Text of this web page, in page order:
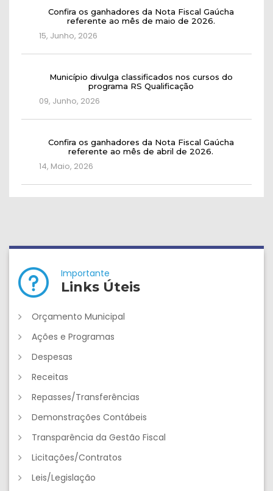
Confira os ganhadores da Nota Fiscal Gaúcha
referente ao mês de maio de 2026.
15, Junho, 2026
Município divulga classificados nos cursos do
programa RS Qualificação
09, Junho, 2026
Confira os ganhadores da Nota Fiscal Gaúcha
referente ao mês de abril de 2026.
14, Maio, 2026
Importante
Links Úteis
Orçamento Municipal
Ações e Programas
Despesas
Receitas
Repasses/Transferências
Demonstrações Contábeis
Transparência da Gestão Fiscal
Licitações/Contratos
Leis/Legislação